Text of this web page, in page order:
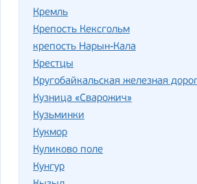
Кремль
Крепость Кексгольм
крепость Нарын-Кала
Крестцы
Кругобайкальская железная
Кузница «Сварожич»
Кузьминки
Кукмор
Куликово поле
Кунгур